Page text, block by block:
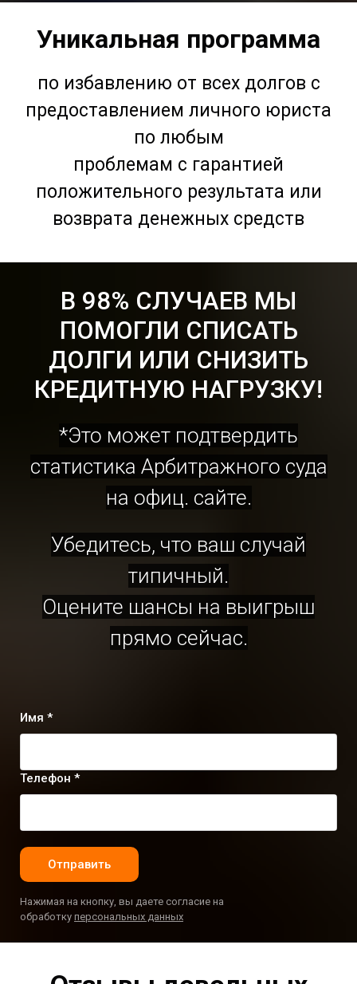
Уникальная программа
по избавлению от всех долгов с
предоставлением личного юриста
по любым
проблемам с гарантией
положительного результата или
возврата денежных средств
В 98% СЛУЧАЕВ МЫ
ПОМОГЛИ СПИСАТЬ
ДОЛГИ ИЛИ СНИЗИТЬ
КРЕДИТНУЮ НАГРУЗКУ!
*Это может подтвердить
статистика Арбитражного суда
на офиц. сайте.
Убедитесь, что ваш случай
типичный.
Оцените шансы на выигрыш
прямо сейчас.
Имя *
Телефон *
Отправить
Нажимая на кнопку, вы даете согласие на
обработку персональных данных